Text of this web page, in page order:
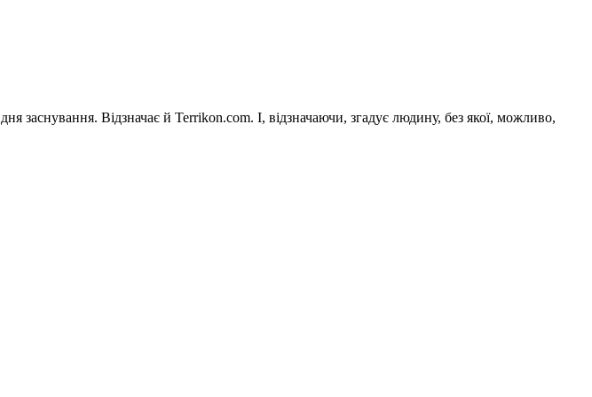
заснування. Відзначає й Terrikon.com. І, відзначаючи, згадує людину, без якої, можливо,